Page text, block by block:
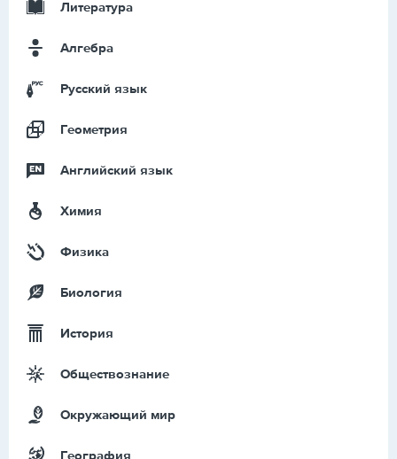
Литература
Алгебра
Русский язык
Геометрия
Английский язык
Химия
Физика
Биология
История
Обществознание
Окружающий мир
География